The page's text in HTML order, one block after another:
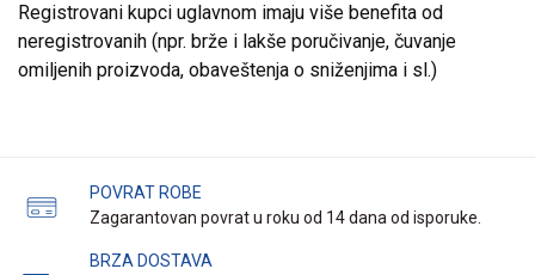
Registrovani kupci uglavnom imaju više benefita od
neregistrovanih (npr. brže i lakše poručivanje, čuvanje
omiljenih proizvoda, obaveštenja o sniženjima i sl.)
POVRAT ROBE
Zagarantovan povrat u roku od 14 dana od isporuke.
BRZA DOSTAVA